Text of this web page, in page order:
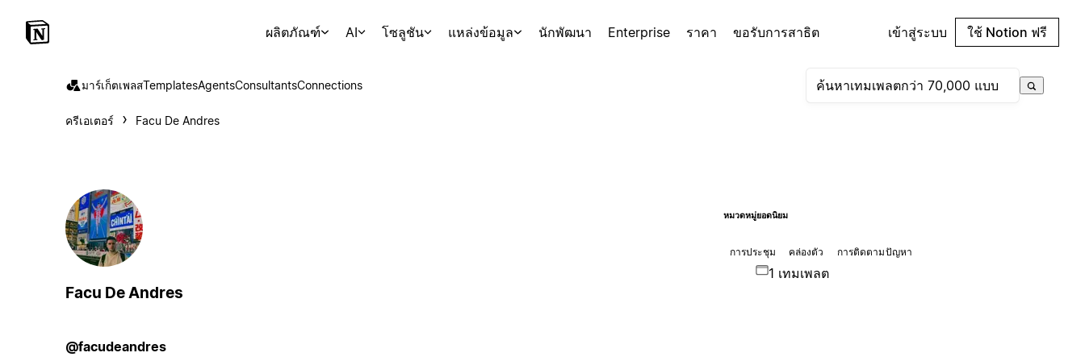
ผลิตภัณฑ์ AI โซลูชัน แหล่งข้อมูล นักพัฒนา Enterprise ราคา ขอรับการสาธิต เข้าสู่ระบบ ใช้ Notion ฟรี
มาร์เก็ตเพลสTemplatesAgentsConsultantsConnections
ครีเอเตอร์ Facu De Andres
Facu De Andres
@facudeandres
หมวดหมู่ยอดนิยม
การประชุม คล่องตัว การติดตามปัญหา
1 เทมเพลต